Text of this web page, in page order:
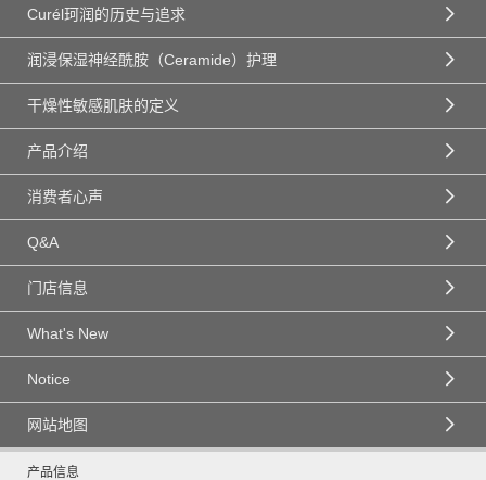
Curél珂润的历史与追求
润浸保湿神经酰胺（Ceramide）护理
干燥性敏感肌肤的定义
产品介绍
消费者心声
Q&A
门店信息
What's New
Notice
网站地图
产品信息